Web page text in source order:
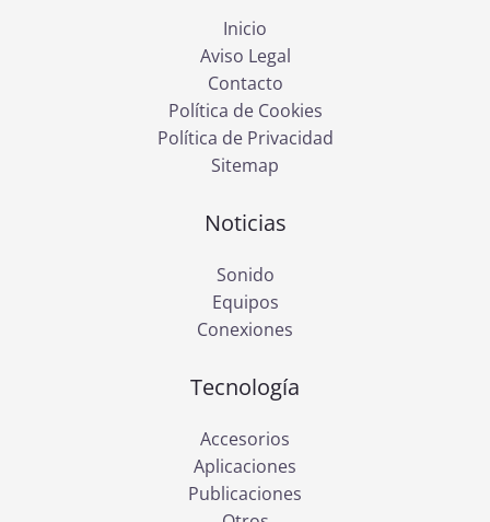
Inicio
Aviso Legal
Contacto
Política de Cookies
Política de Privacidad
Sitemap
Noticias
Sonido
Equipos
Conexiones
Tecnología
Accesorios
Aplicaciones
Publicaciones